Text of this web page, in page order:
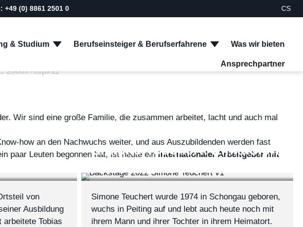
+49 (0) 8861 2501 0 CS
& Studium Berufseinsteiger & Berufserfahrene Was wir bieten
Ansprechpartner
Wir sind eine große Familie, die zusammen arbeitet, lacht und auch mal
how an den Nachwuchs weiter, und aus Auszubildenden werden fast
paar Leuten begonnen hat, ist heute ein internationaler Arbeitgeber mit
Buching
von
Ausbildung
Tobias
Simone Teuchert: Einkäuferin
Simone Teuchert wurde 1974 in Schongau geboren,
wuchs in Peiting auf und lebt auch heute noch mit
ihrem Mann und ihrer Tochter in ihrem Heimatort.